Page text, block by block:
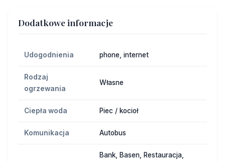
Dodatkowe informacje
Udogodnienia phone, internet
Rodzaj
ogrzewania
Własne
Ciepła woda Piec / kocioł
Komunikacja Autobus
Bank, Basen, Restauracja,